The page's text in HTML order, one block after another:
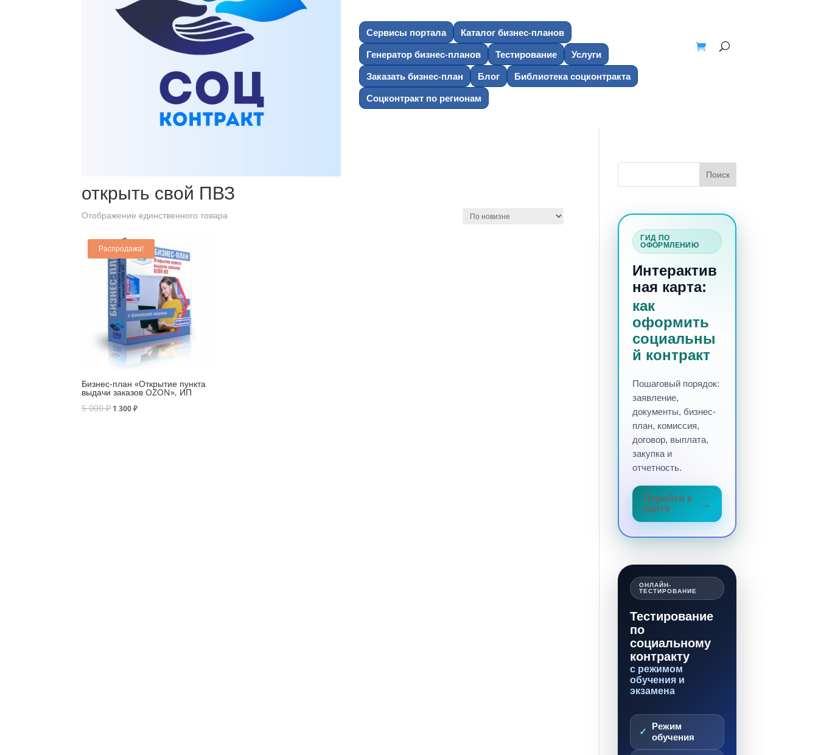
Сервисы портала
Каталог бизнес-планов
Генератор бизнес-планов
Тестирование
Услуги
Заказать бизнес-план
Блог
Библиотека соцконтракта
Соцконтракт по регионам
открыть свой ПВЗ
Отображение единственного товара
Распродажа!
Бизнес-план «Открытие пункта
выдачи заказов OZON», ИП
5 000₽ 1 300₽
ГИД ПО
ОФОРМЛЕНИЮ
Интерактив
ная карта:
как
оформить
социальны
й контракт
Пошаговый порядок:
заявление,
документы, бизнес-
план, комиссия,
договор, выплата,
закупка и
отчетность.
Перейти к
карте
ОНЛАЙН-
ТЕСТИРОВАНИЕ
Тестирование
по
социальному
контракту
с режимом
обучения и
экзамена
Режим
обучения